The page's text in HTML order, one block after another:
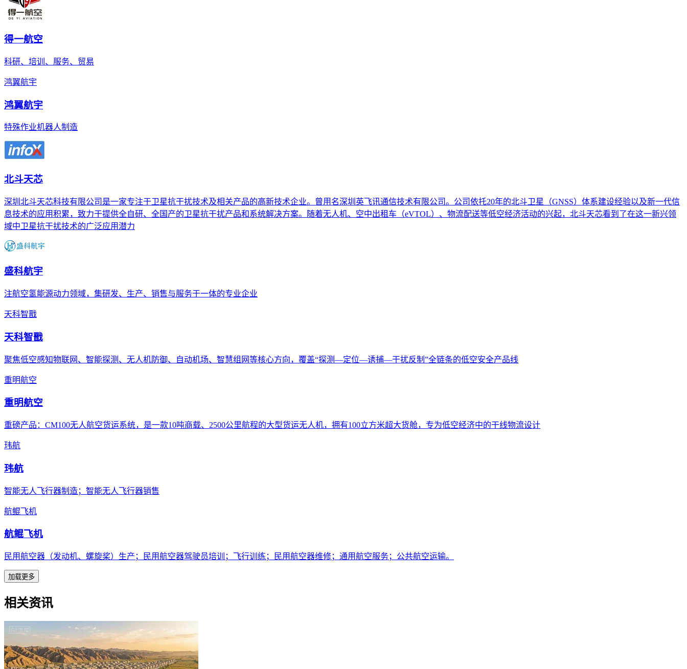
得一航空
科研、培训、服务、贸易
鸿翼航宇
鸿翼航宇
特殊作业机器人制造
北斗天芯
深圳北斗天芯科技有限公司是一家专注于卫星抗干扰技术及相关产品的高新技术企业。曾用名深圳英飞讯通信技术有限公司。公司依托20年的北斗卫星（GNSS）体系建设经验以及新一代信
息技术的应用积累，致力于提供全自研、全国产的卫星抗干扰产品和系统解决方案。随着无人机、空中出租车（eVTOL）、物流配送等低空经济活动的兴起，北斗天芯看到了在这一新兴领
域中卫星抗干扰技术的广泛应用潜力
盛科航宇
注航空氢能源动力领域，集研发、生产、销售与服务于一体的专业企业
天科智戬
天科智戬
聚焦低空感知物联网、智能探测、无人机防御、自动机场、智慧组网等核心方向，覆盖“探测—定位—诱捕—干扰反制”全链条的低空安全产品线
重明航空
重明航空
重磅产品：CM100无人航空货运系统，是一款10吨商载、2500公里航程的大型货运无人机，拥有100立方米超大货舱，专为低空经济中的干线物流设计
玮航
玮航
智能无人飞行器制造；智能无人飞行器销售
航鲲飞机
航鲲飞机
民用航空器（发动机、螺旋桨）生产；民用航空器驾驶员培训；飞行训练；民用航空器维修；通用航空服务；公共航空运输。
加载更多
相关资讯